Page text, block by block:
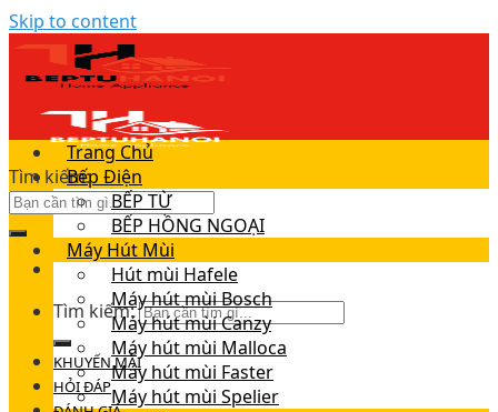
Skip to content
Tìm kiếm:
Tìm kiếm:
KHUYẾN MÃI
HỎI ĐÁP
Trang Chủ
Bếp Điện
BẾP TỪ
BẾP HỒNG NGOẠI
Máy Hút Mùi
Hút mùi Hafele
Máy hút mùi Bosch
Máy hút mùi Canzy
Máy hút mùi Malloca
Máy hút mùi Faster
Máy hút mùi Spelier